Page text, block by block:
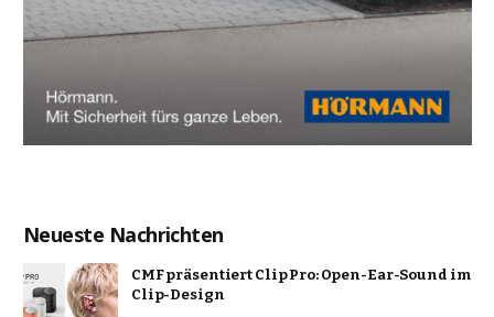
Neueste Nachrichten
CMF präsentiert Clip Pro: Open-Ear-Sound im
Clip-Design